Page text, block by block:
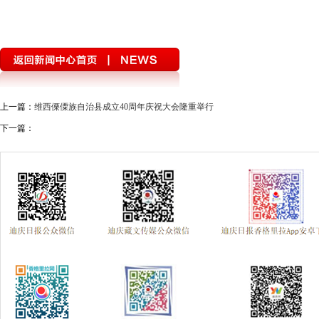
上一篇： 维西傈僳族自治县成立40周年庆祝大会隆重举行
下一篇：